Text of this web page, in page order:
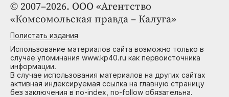
© 2007–2026. ООО «Агентство
«Комсомольская правда – Калуга»
Полистать издания
Использование материалов сайта возможно только в
случае упоминания www.kp40.ru как первоисточника
информации.
В случае использования материалов на других сайтах
активная индексируемая ссылка на главную страницу
без заключения в no-index, no-follow обязательна.